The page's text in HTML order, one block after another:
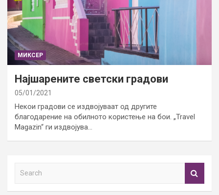
МИКСЕР
Најшарените светски градови
05/01/2021
Некои градови се издвојуваат од другите
благодарение на обилното користење на бои. „Travel
Magazin“ ги издвојува…